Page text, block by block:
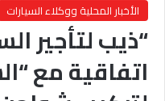
الأخبار المحلية ووكلاء السيارات
“ذيب لتأجير
اتفاقية مع